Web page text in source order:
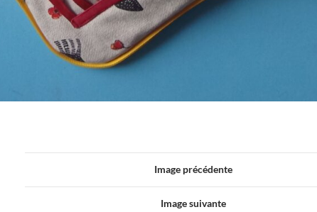
Image précédente
Image suivante